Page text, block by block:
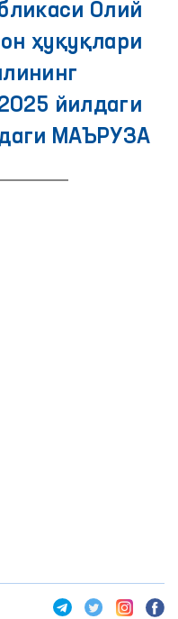
Олий
ҳуқуқлари
йилдаги
МАЪРУЗА